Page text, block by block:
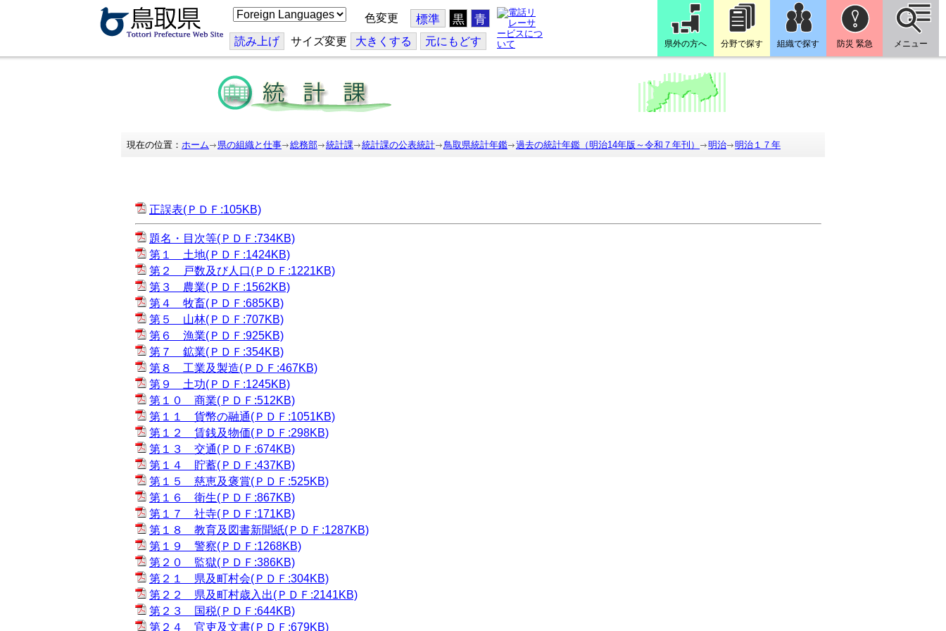
こ
の
ジ
を
訳
す
る
色変更 標準 黒 青
読み上げ サイズ変更 大きくする 元にもどす 県外の方へ 分野で探す 組織で探す 防災 緊急 メニュー
現在の位置： ホーム 県の組織と仕事 総務部 統計課 統計課の公表統計 鳥取県統計年鑑 過去の統計年鑑（明治14年版～令和７年刊） 明治 明治１７年
正誤表(ＰＤＦ:105KB)
題名・目次等(ＰＤＦ:734KB)
第１ 土地(ＰＤＦ:1424KB)
第２ 戸数及び人口(ＰＤＦ:1221KB)
第３ 農業(ＰＤＦ:1562KB)
第４ 牧畜(ＰＤＦ:685KB)
第５ 山林(ＰＤＦ:707KB)
第６ 漁業(ＰＤＦ:925KB)
第７ 鉱業(ＰＤＦ:354KB)
第８ 工業及製造(ＰＤＦ:467KB)
第９ 土功(ＰＤＦ:1245KB)
第１０ 商業(ＰＤＦ:512KB)
第１１ 貨幣の融通(ＰＤＦ:1051KB)
第１２ 賃銭及物価(ＰＤＦ:298KB)
第１３ 交通(ＰＤＦ:674KB)
第１４ 貯蓄(ＰＤＦ:437KB)
第１５ 慈恵及褒賞(ＰＤＦ:525KB)
第１６ 衛生(ＰＤＦ:867KB)
第１７ 社寺(ＰＤＦ:171KB)
第１８ 教育及図書新聞紙(ＰＤＦ:1287KB)
第１９ 警察(ＰＤＦ:1268KB)
第２０ 監獄(ＰＤＦ:386KB)
第２１ 県及町村会(ＰＤＦ:304KB)
第２２ 県及町村歳入出(ＰＤＦ:2141KB)
第２３ 国税(ＰＤＦ:644KB)
第２４ 官吏及文書(ＰＤＦ:679KB)